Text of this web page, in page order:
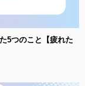
5つのこと【疲れた